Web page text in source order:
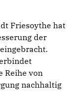
Friesoythe hat
der
Reihe von
nachhaltig